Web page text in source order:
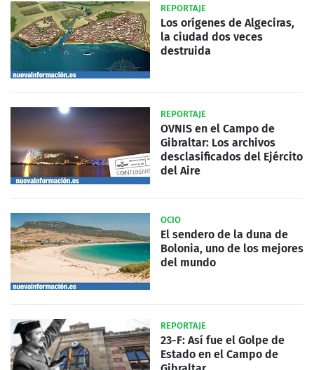
REPORTAJE
Los orígenes de Algeciras,
la ciudad dos veces
destruida
REPORTAJE
OVNIS en el Campo de
Gibraltar: Los archivos
desclasificados del Ejército
del Aire
OCIO
El sendero de la duna de
Bolonia, uno de los mejores
del mundo
REPORTAJE
23-F: Así fue el Golpe de
Estado en el Campo de